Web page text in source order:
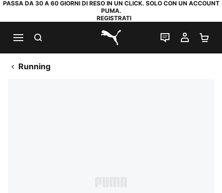
PASSA DA 30 A 60 GIORNI DI RESO IN UN CLICK. SOLO CON UN ACCOUNT
PUMA.
REGISTRATI
PUMA.com
CHAT IL MIO
Running